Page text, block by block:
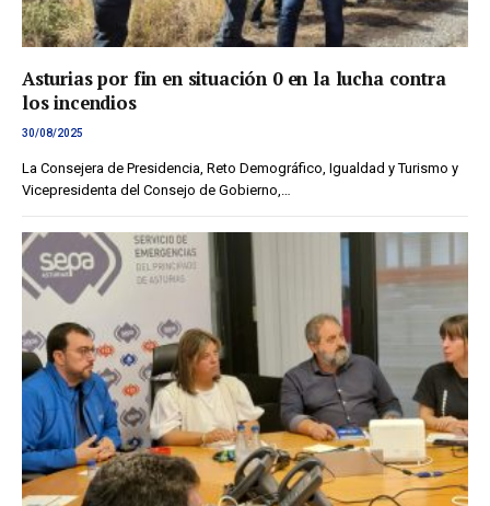
Asturias por fin en situación 0 en la lucha contra
los incendios
30/08/2025
La Consejera de Presidencia, Reto Demográfico, Igualdad y Turismo y
Vicepresidenta del Consejo de Gobierno,…